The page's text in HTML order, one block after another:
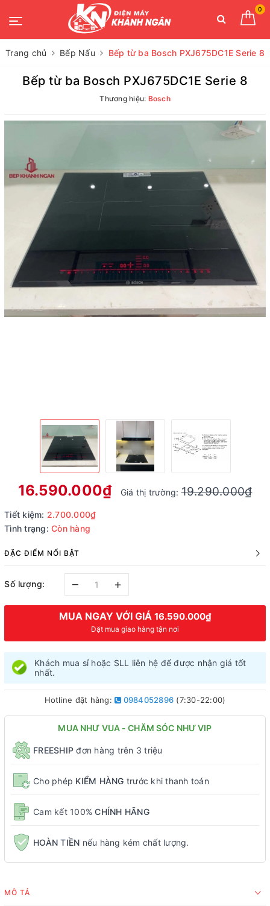
0
Trang chủ Bếp Nấu Bếp từ ba Bosch PXJ675DC1E Serie 8
Bếp từ ba Bosch PXJ675DC1E Serie 8
Thương hiệu: Bosch
16.590.000₫ Giá thị trường:19.290.000₫
Tiết kiệm: 2.700.000₫
Tình trạng: Còn hàng
ĐẶC ĐIỂM NỔI BẬT
Số lượng: – +
MUA NGAY VỚI GIÁ 16.590.000₫
Đặt mua giao hàng tận nơi
Khách mua sỉ hoặc SLL liên hệ để được nhận giá tốt
nhất.
Hotline đặt hàng: 0984052896 (7:30-22:00)
MUA NHƯ VUA - CHĂM SÓC NHƯ VIP
FREESHIP đơn hàng trên 3 triệu
Cho phép KIỂM HÀNG trước khi thanh toán
Cam kết 100% CHÍNH HÃNG
HOÀN TIỀN nếu hàng kém chất lượng.
MÔ TẢ